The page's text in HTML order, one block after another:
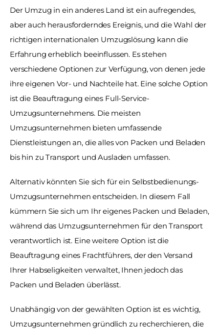
Der Umzug in ein anderes Land ist ein aufregendes,
aber auch herausforderndes Ereignis, und die Wahl der
richtigen internationalen Umzugslösung kann die
Erfahrung erheblich beeinflussen. Es stehen
verschiedene Optionen zur Verfügung, von denen jede
ihre eigenen Vor- und Nachteile hat. Eine solche Option
ist die Beauftragung eines Full-Service-
Umzugsunternehmens. Die meisten
Umzugsunternehmen bieten umfassende
Dienstleistungen an, die alles von Packen und Beladen
bis hin zu Transport und Ausladen umfassen.
Alternativ könnten Sie sich für ein Selbstbedienungs-
Umzugsunternehmen entscheiden. In diesem Fall
kümmern Sie sich um Ihr eigenes Packen und Beladen,
während das Umzugsunternehmen für den Transport
verantwortlich ist. Eine weitere Option ist die
Beauftragung eines Frachtführers, der den Versand
Ihrer Habseligkeiten verwaltet, Ihnen jedoch das
Packen und Beladen überlässt.
Unabhängig von der gewählten Option ist es wichtig,
Umzugsunternehmen gründlich zu recherchieren, die